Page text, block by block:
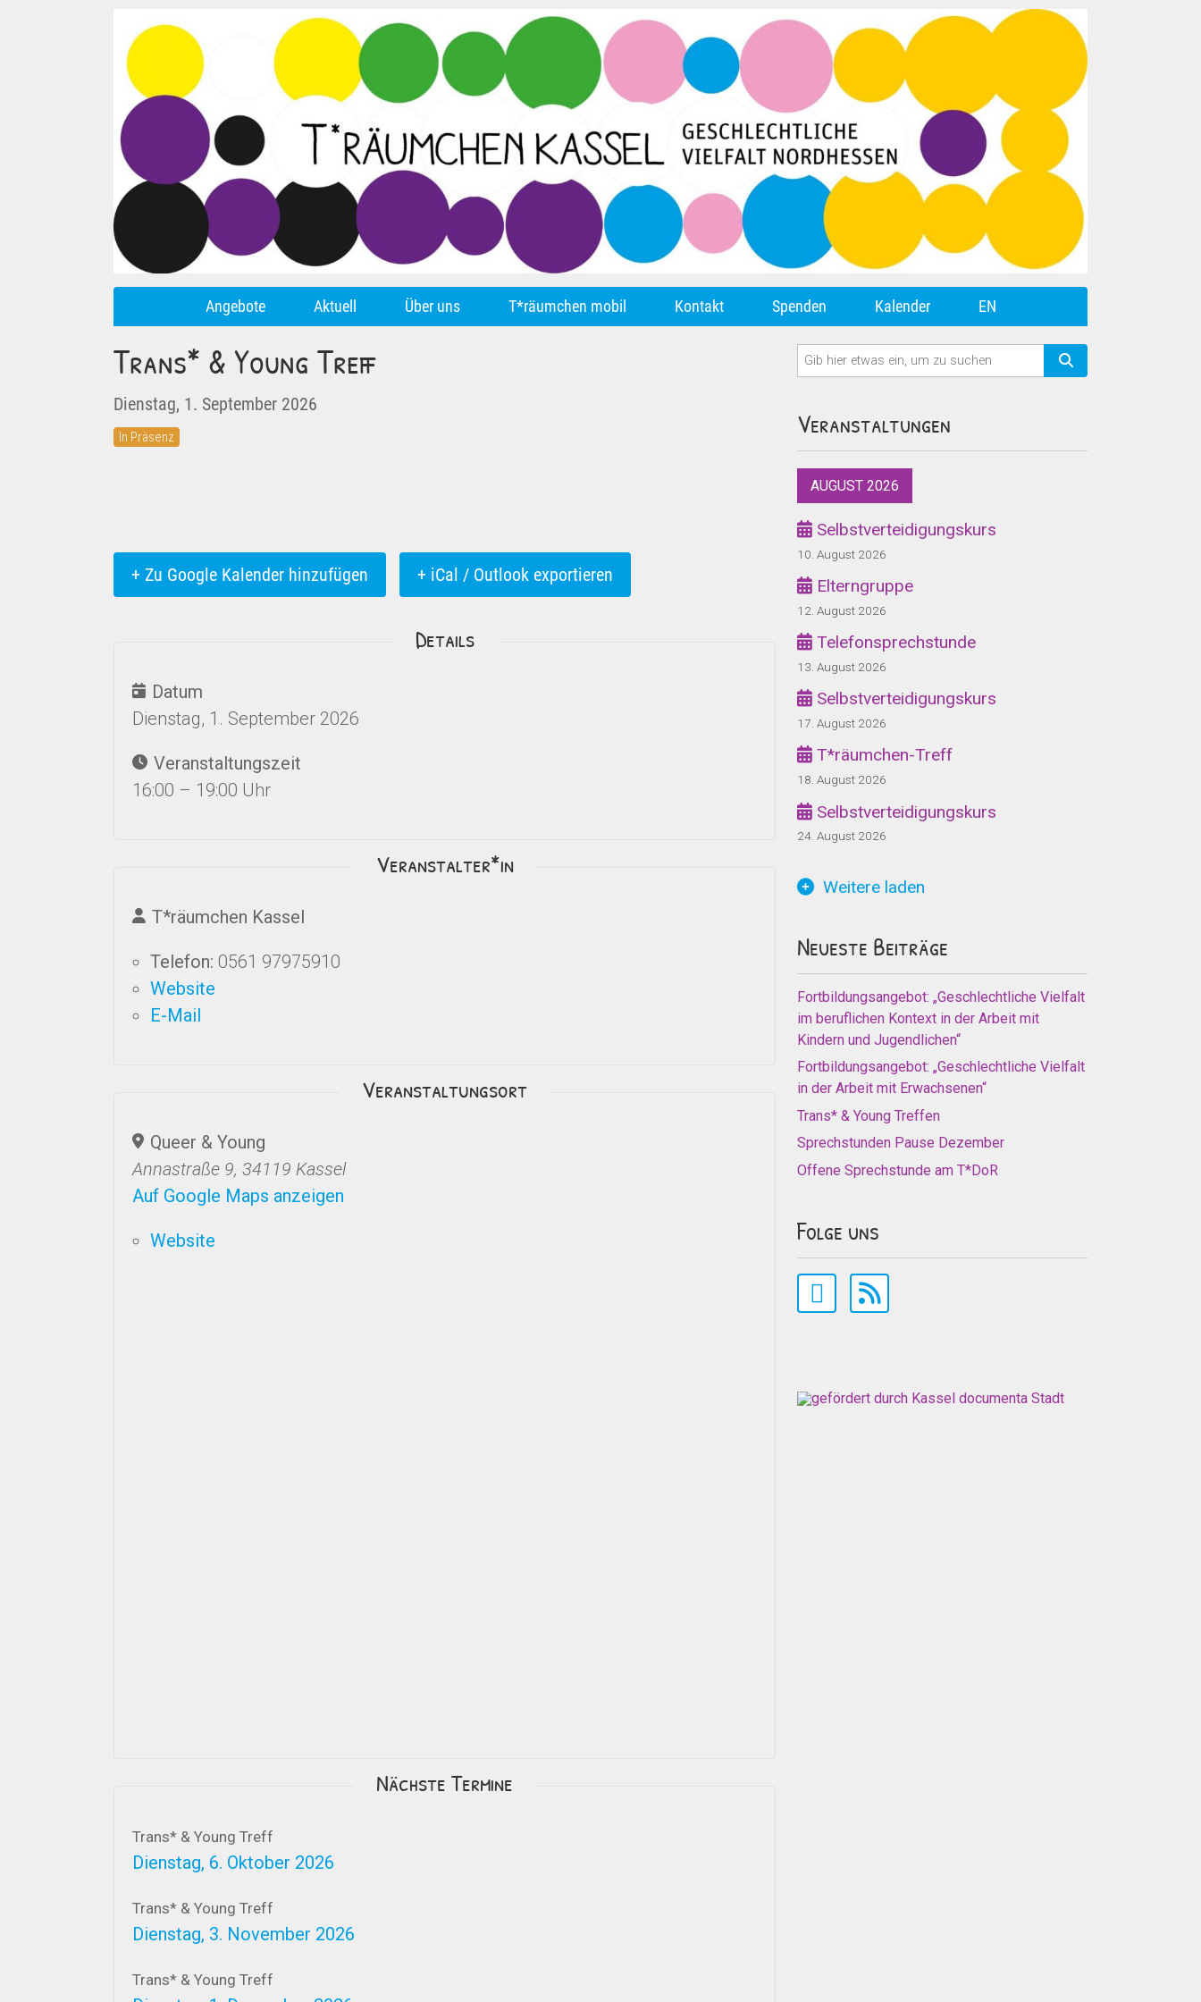
Angebote Aktuell Über uns T*räumchen mobil Kontakt Spenden Kalender EN
Trans* & Young Treff
Dienstag, 1. September 2026
In Präsenz
+ Zu Google Kalender hinzufügen + iCal / Outlook exportieren
Details
Datum
Dienstag, 1. September 2026
Veranstaltungszeit
16:00 – 19:00 Uhr
Veranstalter*in
T*räumchen Kassel
Telefon: 0561 97975910
Website
E-Mail
Veranstaltungsort
Queer & Young
Annastraße 9, 34119 Kassel
Auf Google Maps anzeigen
Website
Nächste Termine
Trans* & Young Treff
Dienstag, 6. Oktober 2026
Trans* & Young Treff
Dienstag, 3. November 2026
Trans* & Young Treff
Veranstaltungen
AUGUST 2026
Selbstverteidigungskurs
10. August 2026
Elterngruppe
12. August 2026
Telefonsprechstunde
13. August 2026
Selbstverteidigungskurs
17. August 2026
T*räumchen-Treff
18. August 2026
Selbstverteidigungskurs
24. August 2026
Weitere laden
Neueste Beiträge
Fortbildungsangebot: „Geschlechtliche Vielfalt
im beruflichen Kontext in der Arbeit mit
Kindern und Jugendlichen“
Fortbildungsangebot: „Geschlechtliche Vielfalt
in der Arbeit mit Erwachsenen“
Trans* & Young Treffen
Sprechstunden Pause Dezember
Offene Sprechstunde am T*DoR
Folge uns